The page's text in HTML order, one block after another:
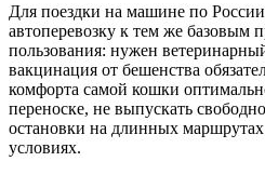
Для поездки на машине по России
автоперевозку к тем же базовым
пользования: нужен
вакцинация от бешенства
комфорта самой кошки
переноске, не выпускать
остановки на длинных
условиях.